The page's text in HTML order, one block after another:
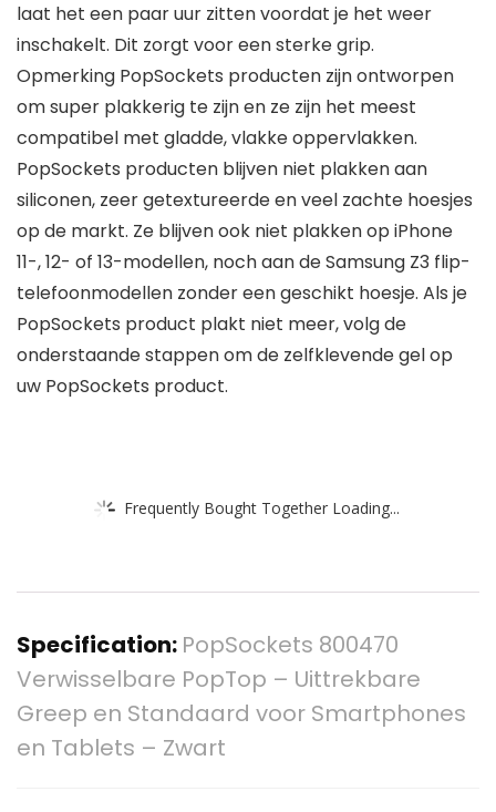
laat het een paar uur zitten voordat je het weer
inschakelt. Dit zorgt voor een sterke grip.
Opmerking PopSockets producten zijn ontworpen
om super plakkerig te zijn en ze zijn het meest
compatibel met gladde, vlakke oppervlakken.
PopSockets producten blijven niet plakken aan
siliconen, zeer getextureerde en veel zachte hoesjes
op de markt. Ze blijven ook niet plakken op iPhone
11-, 12- of 13-modellen, noch aan de Samsung Z3 flip-
telefoonmodellen zonder een geschikt hoesje. Als je
PopSockets product plakt niet meer, volg de
onderstaande stappen om de zelfklevende gel op
uw PopSockets product.
Frequently Bought Together Loading...
Specification: PopSockets 800470
Verwisselbare PopTop – Uittrekbare
Greep en Standaard voor Smartphones
en Tablets – Zwart